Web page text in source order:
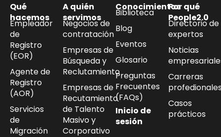
Qué
hacemos
Empleador
de
Registro
(EOR)
Agente de
Registro
(AOR)
Servicios
de
Migración
A quién
servimos
Negocios de
contratación
Empresas de
Búsqueda y
Reclutamiento
Empresas de
Recutamiento
de Talento
Masivo y
Corporativo
Conocimientos
Biblioteca
Blog
Eventos
Glosario
Preguntas
Frecuentes
(FAQs)
Inicio de
sesión
Por qué
People2.0
Directorio de
expertos
Noticias
Carreras
Casos
prácticos